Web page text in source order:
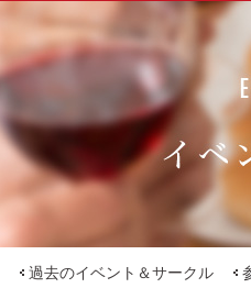
過去のイベント＆サークル